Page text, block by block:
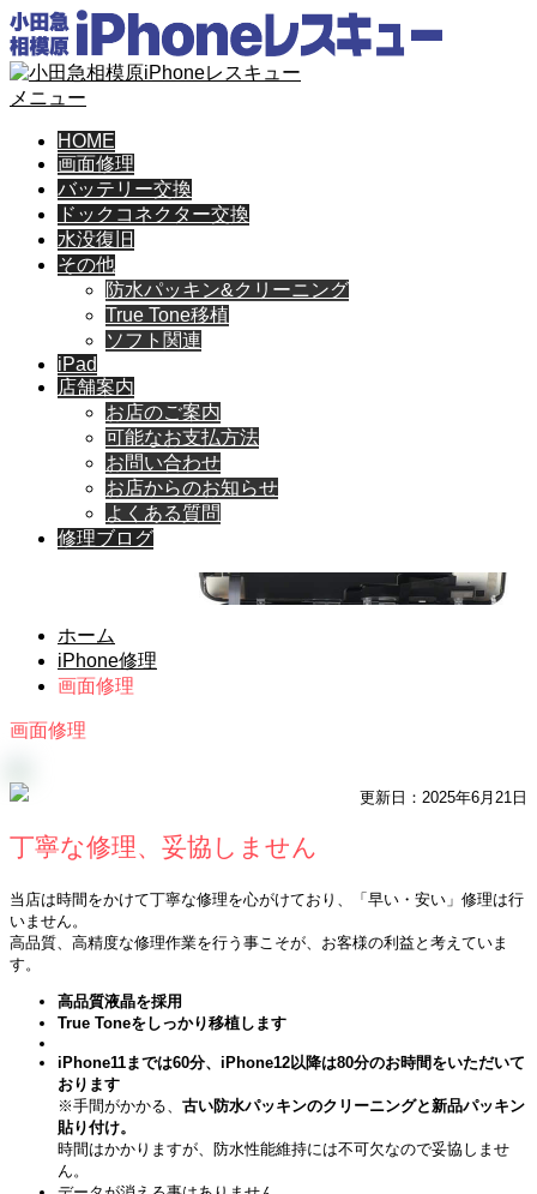
メニュー
HOME
画面修理
バッテリー交換
ドックコネクター交換
水没復旧
その他
防水パッキン&クリーニング
True Tone移植
ソフト関連
iPad
店舗案内
お店のご案内
可能なお支払方法
お問い合わせ
お店からのお知らせ
よくある質問
修理ブログ
ホーム
iPhone修理
画面修理
画面修理
更新日：2025年6月21日
丁寧な修理、妥協しません
当店は時間をかけて丁寧な修理を心がけており、「早い・安い」修理は行
いません。
高品質、高精度な修理作業を行う事こそが、お客様の利益と考えていま
す。
高品質液晶を採用
True Toneをしっかり移植します
iPhone11までは60分、iPhone12以降は80分のお時間をいただいて
おります
※手間がかかる、 古い防水パッキンのクリーニングと新品パッキン
貼り付け。
時間はかかりますが、防水性能維持には不可欠なので妥協しませ
ん。